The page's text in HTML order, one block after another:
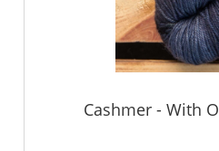
Cashmer - With